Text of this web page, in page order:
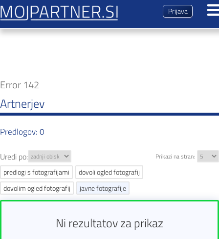
Magazin
Kontakt
Prijava
Error 142
Pripravljam nove predloge. Prosim počakajte.
Artnerjev
Predlogov: 0
Prikazi na stran:
Uredi po:
predlogi s fotografijami
dovoli ogled fotografij
dovolim ogled fotografij
javne fotografije
Ni rezultatov za prikaz